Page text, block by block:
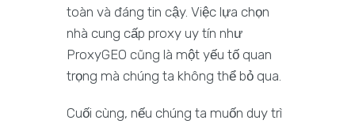
toàn và đáng tin cậy. Việc lựa chọn
nhà cung cấp proxy uy tín như
ProxyGEO cũng là một yếu tố quan
trọng mà chúng ta không thể bỏ qua.
Cuối cùng, nếu chúng ta muốn duy trì